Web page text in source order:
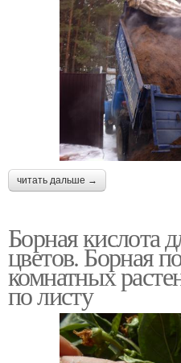
читать дальше →
Борная кислота
цветов. Борная
комнатных
по листу